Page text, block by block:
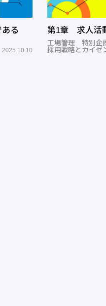
る
2025.10.10
第1章 求人活
工場管理 特別企
採用戦略とカイゼ